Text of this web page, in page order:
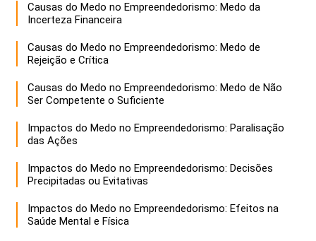
Causas do Medo no Empreendedorismo: Medo da
Incerteza Financeira
Causas do Medo no Empreendedorismo: Medo de
Rejeição e Crítica
Causas do Medo no Empreendedorismo: Medo de Não
Ser Competente o Suficiente
Impactos do Medo no Empreendedorismo: Paralisação
das Ações
Impactos do Medo no Empreendedorismo: Decisões
Precipitadas ou Evitativas
Impactos do Medo no Empreendedorismo: Efeitos na
Saúde Mental e Física